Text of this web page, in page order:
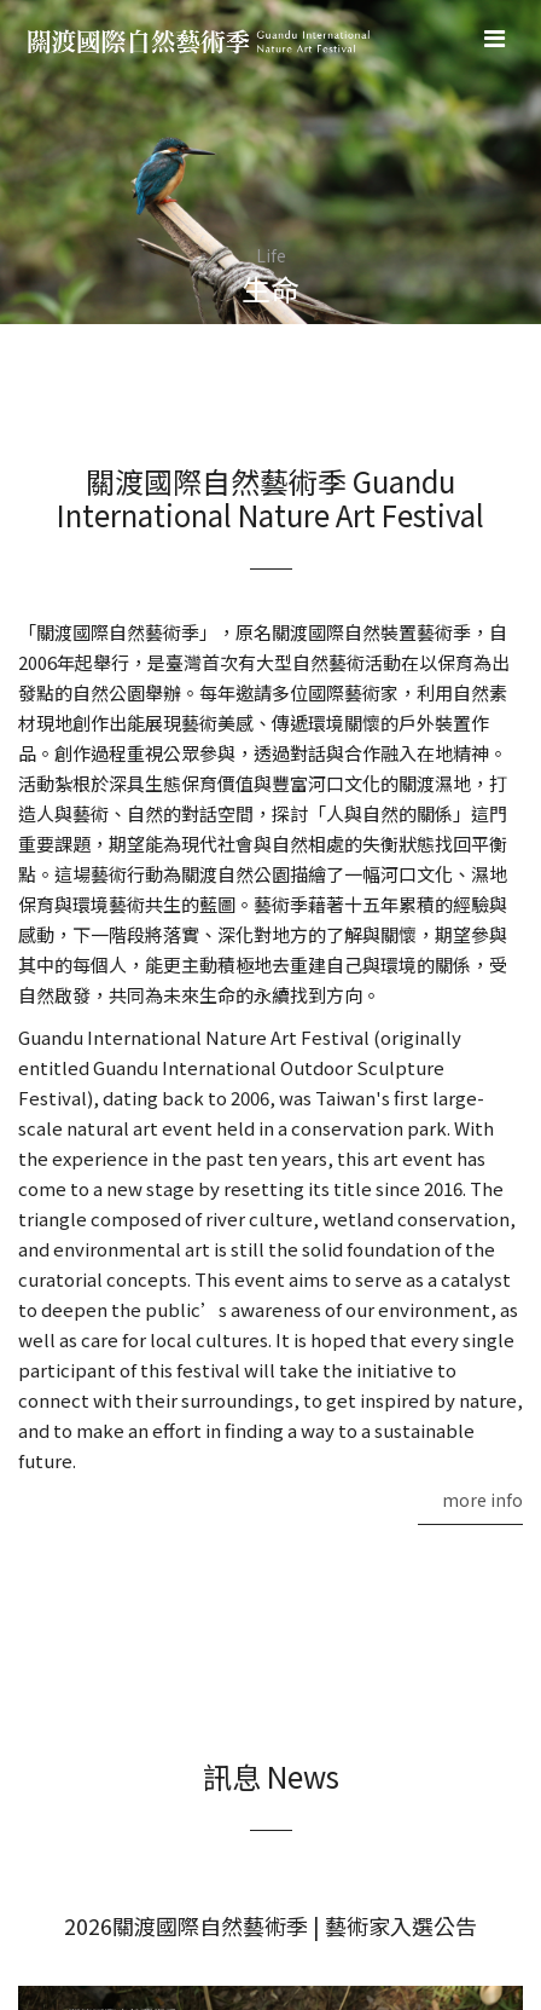
Nature
自然
Life
生命
Land
土地
Sensation
感知
Art
藝術
Nature
自然
Life
生命
關渡國際自然藝術季 Guandu
International Nature Art Festival
「關渡國際自然藝術季」，原名關渡國際自然裝置藝術季，自
2006年起舉行，是臺灣首次有大型自然藝術活動在以保育為出
發點的自然公園舉辦。每年邀請多位國際藝術家，利用自然素
材現地創作出能展現藝術美感、傳遞環境關懷的戶外裝置作
品。創作過程重視公眾參與，透過對話與合作融入在地精神。
活動紮根於深具生態保育價值與豐富河口文化的關渡濕地，打
造人與藝術、自然的對話空間，探討「人與自然的關係」這門
重要課題，期望能為現代社會與自然相處的失衡狀態找回平衡
點。這場藝術行動為關渡自然公園描繪了一幅河口文化、濕地
保育與環境藝術共生的藍圖。藝術季藉著十五年累積的經驗與
感動，下一階段將落實、深化對地方的了解與關懷，期望參與
其中的每個人，能更主動積極地去重建自己與環境的關係，受
自然啟發，共同為未來生命的永續找到方向。
Guandu International Nature Art Festival (originally
entitled Guandu International Outdoor Sculpture
Festival), dating back to 2006, was Taiwan's first large-
scale natural art event held in a conservation park. With
the experience in the past ten years, this art event has
come to a new stage by resetting its title since 2016. The
triangle composed of river culture, wetland conservation,
and environmental art is still the solid foundation of the
curatorial concepts. This event aims to serve as a catalyst
to deepen the public’s awareness of our environment, as
well as care for local cultures. It is hoped that every single
participant of this festival will take the initiative to
connect with their surroundings, to get inspired by nature,
and to make an effort in finding a way to a sustainable
future.
more info
訊息 News
2026關渡國際自然藝術季 | 藝術家入選公告